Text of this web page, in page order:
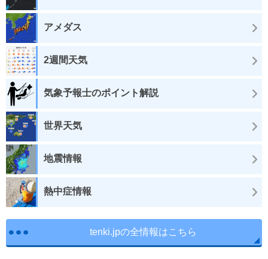
アメダス
2週間天気
気象予報士のポイント解説
世界天気
地震情報
熱中症情報
tenki.jpの全情報はこちら